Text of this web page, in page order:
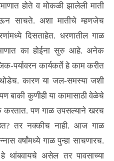
होते व मोकळी झालेली माती
येऊन साचते. अशा मातीचे म्हणजेच
दिसताहेत. धरणातील गाळ
का होईना सुरु आहे. अनेक
पर्यावरन कार्यकर्ते हे काम करीत
कारण या जल-समस्या जशी
बाकी कुणीही या कामासाठी वेळेचे
करतात. पण गाळ उपसल्याने खरच
तर नक्कीच नाही. आज गाळ
वर्षांमध्ये गाळ पुन्हा साचणारच.
थांबवायचे असेल तर पावसाच्या